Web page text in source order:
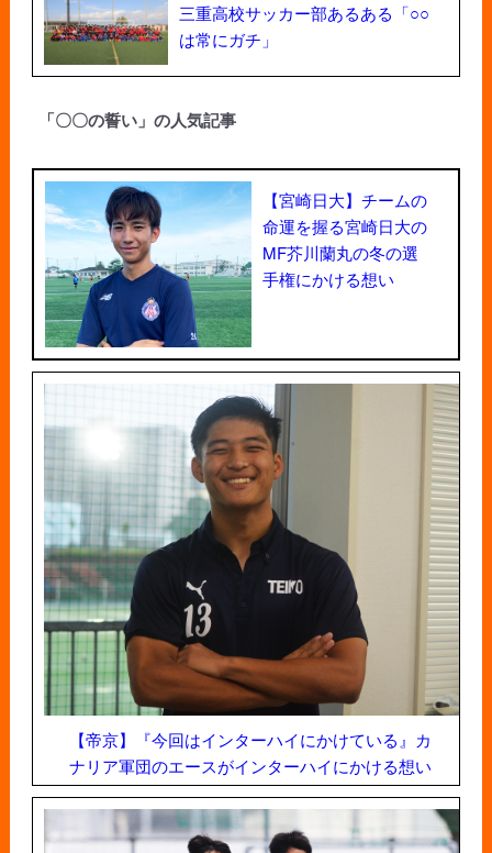
三重高校サッカー部あるある「○○
は常にガチ」
「〇〇の誓い」の人気記事
【宮崎日大】チームの
命運を握る宮崎日大の
MF芥川蘭丸の冬の選
手権にかける想い
【帝京】『今回はインターハイにかけている』カ
ナリア軍団のエースがインターハイにかける想い